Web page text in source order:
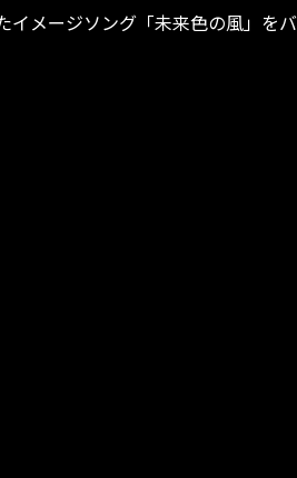
イメージソング「未来色の風」をバ